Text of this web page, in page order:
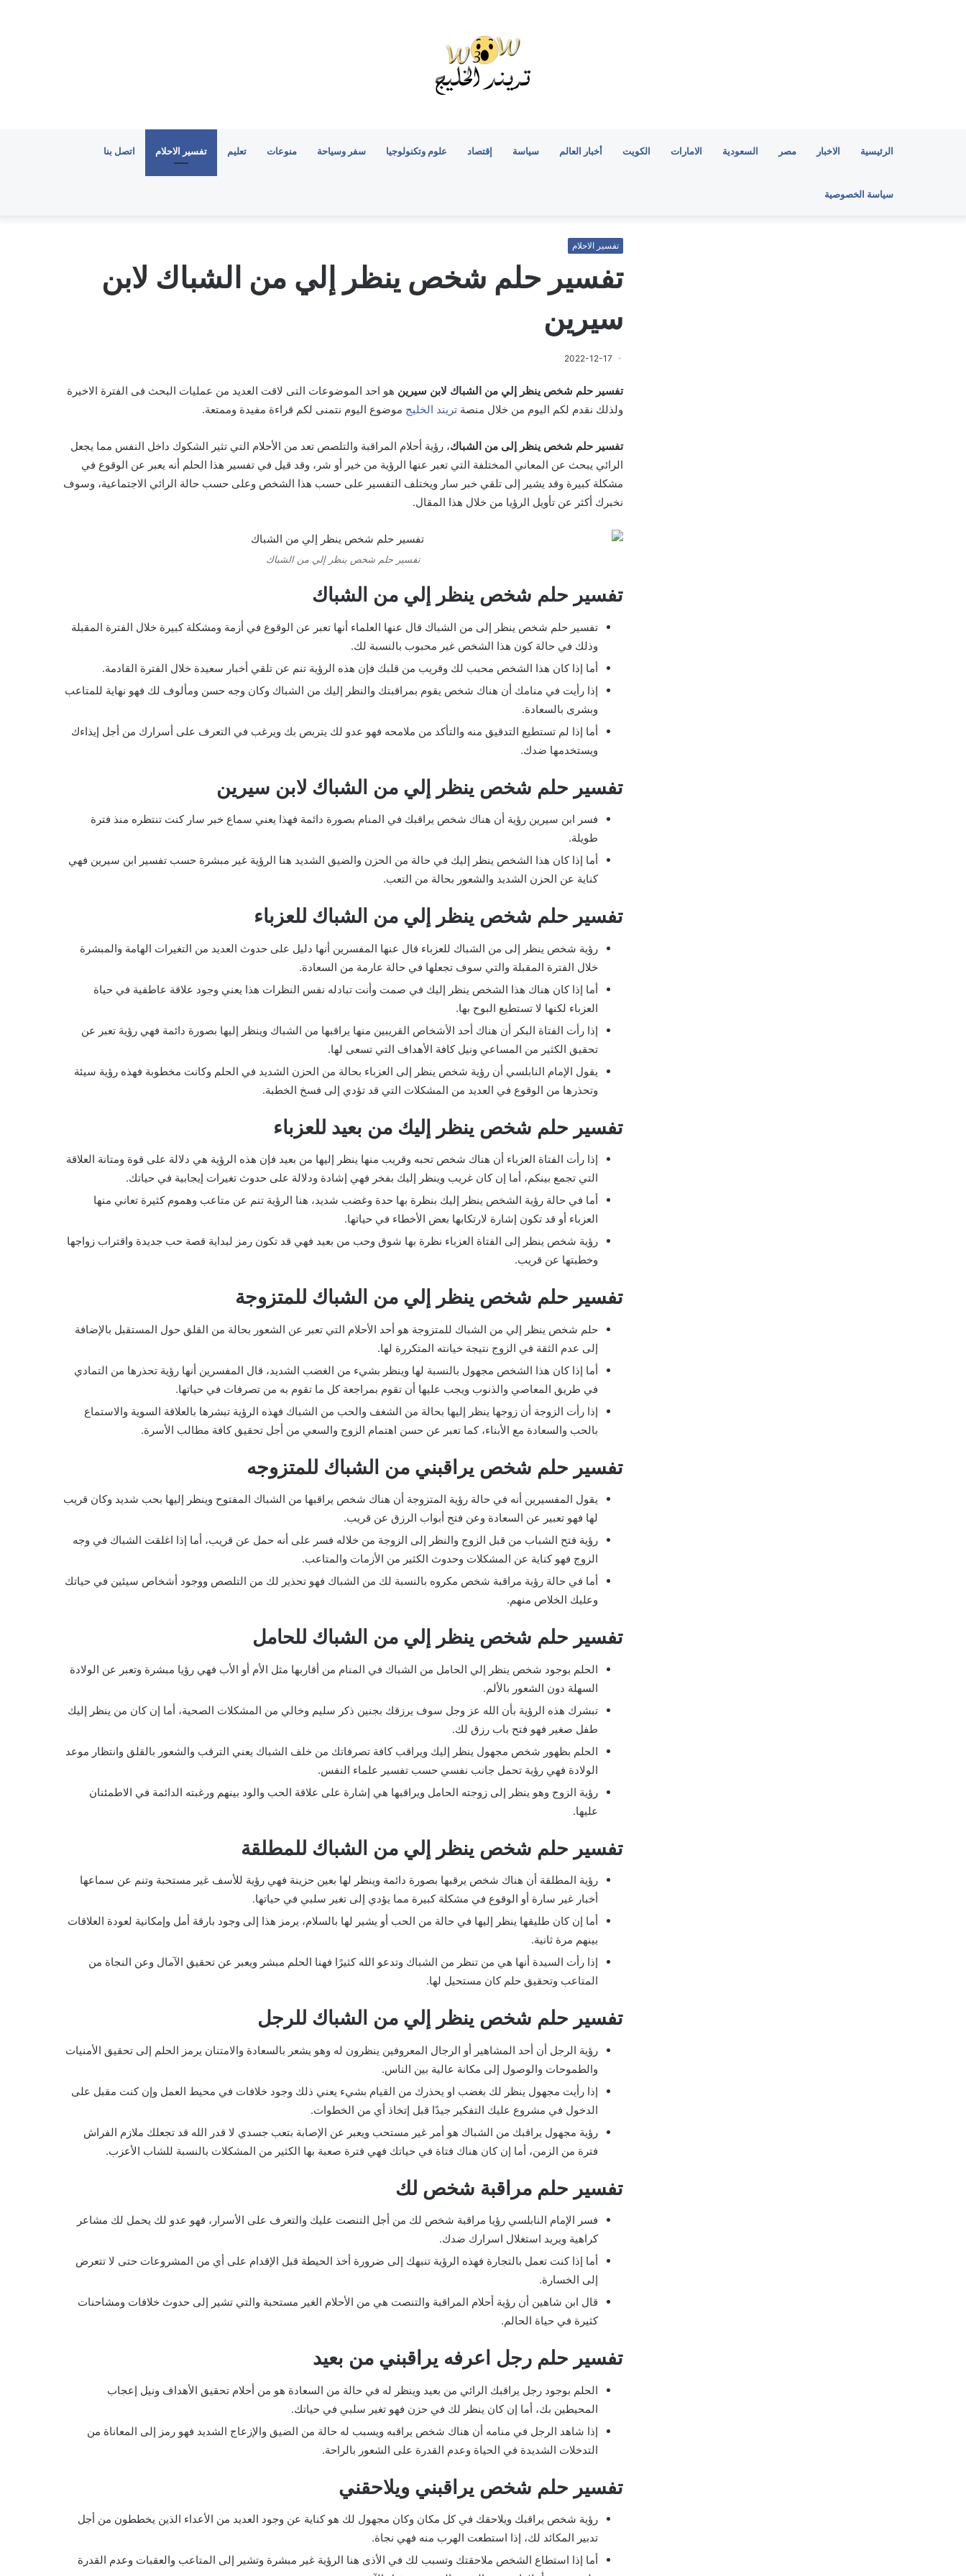
الرئيسية الاخبار مصر السعودية الامارات الكويت أخبار العالم سياسة إقتصاد علوم وتكنولوجيا سفر وسياحة منوعات تعليم تفسير الاحلام اتصل بنا
سياسة الخصوصية
تفسير الاحلام
تفسير حلم شخص ينظر إلي من الشباك لابن
سيرين
2022-12-17
تفسير حلم شخص ينظر إلي من الشباك لابن سيرين هو احد الموضوعات التى لاقت العديد من عمليات البحث فى الفترة الاخيرة
ولذلك نقدم لكم اليوم من خلال منصة تريند الخليج موضوع اليوم نتمنى لكم قراءة مفيدة وممتعة.
تفسير حلم شخص ينظر إلى من الشباك، رؤية أحلام المراقبة والتلصص تعد من الأحلام التي تثير الشكوك داخل النفس مما يجعل
الرائي يبحث عن المعاني المختلفة التي تعبر عنها الرؤية من خير أو شر، وقد قيل في تفسير هذا الحلم أنه يعبر عن الوقوع في
مشكلة كبيرة وقد يشير إلى تلقي خبر سار ويختلف التفسير على حسب هذا الشخص وعلى حسب حالة الرائي الاجتماعية، وسوف
نخبرك أكثر عن تأويل الرؤيا من خلال هذا المقال.
تفسير حلم شخص ينظر إلي من الشباك
تفسير حلم شخص ينظر إلي من الشباك
تفسير حلم شخص ينظر إلى من الشباك قال عنها العلماء أنها تعبر عن الوقوع في أزمة ومشكلة كبيرة خلال الفترة المقبلة
وذلك في حالة كون هذا الشخص غير محبوب بالنسبة لك.
أما إذا كان هذا الشخص محبب لك وقريب من قلبك فإن هذه الرؤية تنم عن تلقي أخبار سعيدة خلال الفترة القادمة.
إذا رأيت في منامك أن هناك شخص يقوم بمراقبتك والنظر إليك من الشباك وكان وجه حسن ومألوف لك فهو نهاية للمتاعب
وبشرى بالسعادة.
أما إذا لم تستطيع التدقيق منه والتأكد من ملامحه فهو عدو لك يتربص بك ويرغب في التعرف على أسرارك من أجل إيذاءك
ويستخدمها ضدك.
تفسير حلم شخص ينظر إلي من الشباك لابن سيرين
فسر ابن سيرين رؤية أن هناك شخص يراقبك في المنام بصورة دائمة فهذا يعني سماع خبر سار كنت تنتظره منذ فترة
طويلة.
أما إذا كان هذا الشخص ينظر إليك في حالة من الحزن والضيق الشديد هنا الرؤية غير مبشرة حسب تفسير ابن سيرين فهي
كناية عن الحزن الشديد والشعور بحالة من التعب.
تفسير حلم شخص ينظر إلي من الشباك للعزباء
رؤية شخص ينظر إلى من الشباك للعزباء قال عنها المفسرين أنها دليل على حدوث العديد من التغيرات الهامة والمبشرة
خلال الفترة المقبلة والتي سوف تجعلها في حالة عارمة من السعادة.
أما إذا كان هناك هذا الشخص ينظر إليك في صمت وأنت تبادله نفس النظرات هذا يعني وجود علاقة عاطفية في حياة
العزباء لكنها لا تستطيع البوح بها.
إذا رأت الفتاة البكر أن هناك أحد الأشخاص القريبين منها يراقبها من الشباك وينظر إليها بصورة دائمة فهي رؤية تعبر عن
تحقيق الكثير من المساعي ونيل كافة الأهداف التي تسعى لها.
يقول الإمام النابلسي أن رؤية شخص ينظر إلى العزباء بحالة من الحزن الشديد في الحلم وكانت مخطوبة فهذه رؤية سيئة
وتحذرها من الوقوع في العديد من المشكلات التي قد تؤدي إلى فسخ الخطبة.
تفسير حلم شخص ينظر إليك من بعيد للعزباء
إذا رأت الفتاة العزباء أن هناك شخص تحبه وقريب منها ينظر إليها من بعيد فإن هذه الرؤية هي دلالة على قوة ومتانة العلاقة
التي تجمع بينكم، أما إن كان غريب وينظر إليك بفخر فهي إشادة ودلالة على حدوث تغيرات إيجابية في حياتك.
أما في حالة رؤية الشخص ينظر إليك بنظرة بها حدة وغضب شديد، هنا الرؤية تنم عن متاعب وهموم كثيرة تعاني منها
العزباء أو قد تكون إشارة لارتكابها بعض الأخطاء في حياتها.
رؤية شخص ينظر إلى الفتاة العزباء نظرة بها شوق وحب من بعيد فهي قد تكون رمز لبداية قصة حب جديدة واقتراب زواجها
وخطبتها عن قريب.
تفسير حلم شخص ينظر إلي من الشباك للمتزوجة
حلم شخص ينظر إلي من الشباك للمتزوجة هو أحد الأحلام التي تعبر عن الشعور بحالة من القلق حول المستقبل بالإضافة
إلى عدم الثقة في الزوج نتيجة خيانته المتكررة لها.
أما إذا كان هذا الشخص مجهول بالنسبة لها وينظر بشيء من الغضب الشديد، قال المفسرين أنها رؤية تحذرها من التمادي
في طريق المعاصي والذنوب ويجب عليها أن تقوم بمراجعة كل ما تقوم به من تصرفات في حياتها.
إذا رأت الزوجة أن زوجها ينظر إليها بحالة من الشغف والحب من الشباك فهذه الرؤية تبشرها بالعلاقة السوية والاستماع
بالحب والسعادة مع الأبناء، كما تعبر عن حسن اهتمام الزوج والسعي من أجل تحقيق كافة مطالب الأسرة.
تفسير حلم شخص يراقبني من الشباك للمتزوجه
يقول المفسيرين أنه في حالة رؤية المتزوجة أن هناك شخص يراقبها من الشباك المفتوح وينظر إليها بحب شديد وكان قريب
لها فهو تعبير عن السعادة وعن فتح أبواب الرزق عن قريب.
رؤية فتح الشباب من قبل الزوج والنظر إلى الزوجة من خلاله فسر على أنه حمل عن قريب، أما إذا اغلقت الشباك في وجه
الزوج فهو كناية عن المشكلات وحدوث الكثير من الأزمات والمتاعب.
أما في حالة رؤية مراقبة شخص مكروه بالنسبة لك من الشباك فهو تحذير لك من التلصص ووجود أشخاص سيئين في حياتك
وعليك الخلاص منهم.
تفسير حلم شخص ينظر إلي من الشباك للحامل
الحلم بوجود شخص ينظر إلي الحامل من الشباك في المنام من أقاربها مثل الأم أو الأب فهي رؤيا مبشرة وتعبر عن الولادة
السهلة دون الشعور بالألم.
تبشرك هذه الرؤية بأن الله عز وجل سوف يرزقك بجنين ذكر سليم وخالي من المشكلات الصحية، أما إن كان من ينظر إليك
طفل صغير فهو فتح باب رزق لك.
الحلم بظهور شخص مجهول ينظر إليك ويراقب كافة تصرفاتك من خلف الشباك يعني الترقب والشعور بالقلق وانتظار موعد
الولادة فهي رؤية تحمل جانب نفسي حسب تفسير علماء النفس.
رؤية الزوج وهو ينظر إلى زوجته الحامل ويراقبها هي إشارة على علاقة الحب والود بينهم ورغبته الدائمة في الاطمئنان
عليها.
تفسير حلم شخص ينظر إلي من الشباك للمطلقة
رؤية المطلقة أن هناك شخص يرقبها بصورة دائمة وينظر لها بعين حزينة فهي رؤية للأسف غير مستحبة وتنم عن سماعها
أخبار غير سارة أو الوقوع في مشكلة كبيرة مما يؤدي إلى تغير سلبي في حياتها.
أما إن كان طليقها ينظر إليها في حالة من الحب أو يشير لها بالسلام، يرمز هذا إلى وجود بارقة أمل وإمكانية لعودة العلاقات
بينهم مرة ثانية.
إذا رأت السيدة أنها هي من تنظر من الشباك وتدعو الله كثيرًا فهنا الحلم مبشر ويعبر عن تحقيق الآمال وعن النجاة من
المتاعب وتحقيق حلم كان مستحيل لها.
تفسير حلم شخص ينظر إلي من الشباك للرجل
رؤية الرجل أن أحد المشاهير أو الرجال المعروفين ينظرون له وهو يشعر بالسعادة والامتنان يرمز الحلم إلى تحقيق الأمنيات
والطموحات والوصول إلى مكانة عالية بين الناس.
إذا رأيت مجهول ينظر لك بغضب او يحذرك من القيام بشيء يعني ذلك وجود خلافات في محيط العمل وإن كنت مقبل على
الدخول في مشروع عليك التفكير جيدًا قبل إتخاذ أي من الخطوات.
رؤية مجهول يراقبك من الشباك هو أمر غير مستحب ويعبر عن الإصابة بتعب جسدي لا قدر الله قد تجعلك ملازم الفراش
فترة من الزمن، أما إن كان هناك فتاة في حياتك فهي فترة صعبة بها الكثير من المشكلات بالنسبة للشاب الأعزب.
تفسير حلم مراقبة شخص لك
فسر الإمام النابلسي رؤيا مراقبة شخص لك من أجل التنصت عليك والتعرف على الأسرار، فهو عدو لك يحمل لك مشاعر
كراهية ويريد استغلال اسرارك ضدك.
أما إذا كنت تعمل بالتجارة فهذه الرؤية تنبهك إلى ضرورة أخذ الحيطة قبل الإقدام على أي من المشروعات حتى لا تتعرض
إلى الخسارة.
قال ابن شاهين أن رؤية أحلام المراقبة والتنصت هي من الأحلام الغير مستحبة والتي تشير إلى حدوث خلافات ومشاحنات
كثيرة في حياة الحالم.
تفسير حلم رجل اعرفه يراقبني من بعيد
الحلم بوجود رجل يراقبك الرائي من بعيد وينظر له في حالة من السعادة هو من أحلام تحقيق الأهداف ونيل إعجاب
المحيطين بك، أما إن كان ينظر لك في حزن فهو تغير سلبي في حياتك.
إذا شاهد الرجل في منامه أن هناك شخص يراقبه ويسبب له حالة من الضيق والإزعاج الشديد فهو رمز إلى المعاناة من
التدخلات الشديدة في الحياة وعدم القدرة على الشعور بالراحة.
تفسير حلم شخص يراقبني ويلاحقني
رؤية شخص يراقبك ويلاحقك في كل مكان وكان مجهول لك هو كناية عن وجود العديد من الأعداء الذين يخططون من أجل
تدبير المكائد لك، إذا استطعت الهرب منه فهي نجاة.
أما إذا استطاع الشخص ملاحقتك وتسبب لك في الأذى هنا الرؤية غير مبشرة وتشير إلى المتاعب والعقبات وعدم القدرة